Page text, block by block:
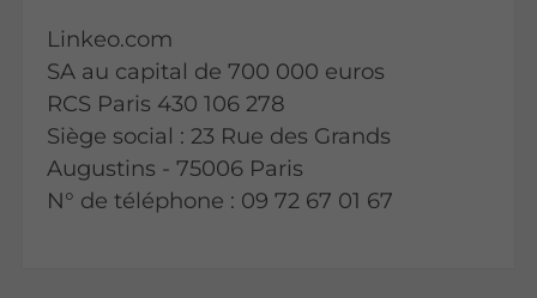
Linkeo.com
SA au capital de 700 000 euros
RCS Paris 430 106 278
Siège social : 23 Rue des Grands
Augustins - 75006 Paris
N° de téléphone : 09 72 67 01 67